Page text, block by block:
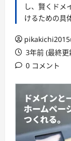
し、賢くドメ
けるための具
3年前 (最終
0 コメント